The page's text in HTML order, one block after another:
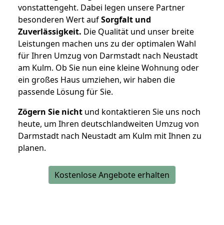
vonstattengeht. Dabei legen unsere Partner
besonderen Wert aufSorgfalt und
Zuverlässigkeit. Die Qualität und unser breite
Leistungen machen uns zu der optimalen Wahl
für Ihren Umzug von Darmstadt nach Neustadt
am Kulm. Ob Sie nun eine kleine Wohnung oder
ein großes Haus umziehen, wir haben die
passende Lösung für Sie.
Zögern Sie nicht und kontaktieren Sie uns noch
heute, um Ihren deutschlandweiten Umzug von
Darmstadt nach Neustadt am Kulm mit Ihnen zu
planen.
Kostenlose Angebote erhalten